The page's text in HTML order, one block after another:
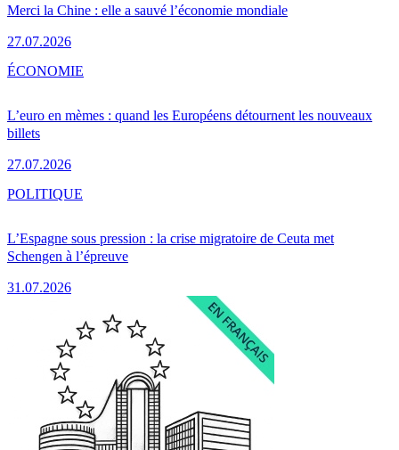
Merci la Chine : elle a sauvé l’économie mondiale
27.07.2026
L’euro en mèmes : quand les Européens détournent les nouveaux
billets
27.07.2026
ÉCONOMIE
L’Espagne sous pression : la crise migratoire de Ceuta met
Schengen à l’épreuve
31.07.2026
POLITIQUE